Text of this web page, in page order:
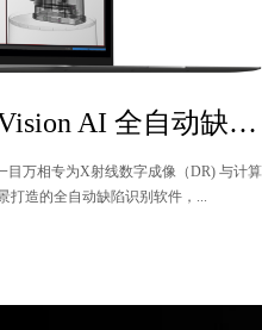
智鉴 InsightVision AI 全自动缺陷识别软件
目万相专为X射线数字成像（DR) 与计
打造的全自动缺陷识别软件，...